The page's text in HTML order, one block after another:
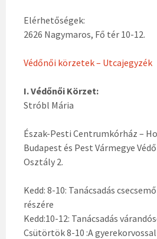
Elérhetőségek:
2626 Nagymaros, Fő tér 10-12.
Védőnői körzetek – Utcajegyzék
I. Védőnői Körzet:
Stróbl Mária
Észak-Pesti Centrumkórház –
Budapest és Pest Vármegye
Osztály 2.
Kedd: 8-10: Tanácsadás
részére
Kedd:10-12: Tanácsadás
Csütörtök 8-10 :A